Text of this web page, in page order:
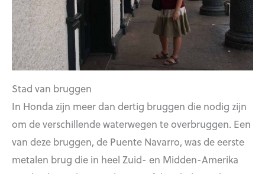
Stad van bruggen
In Honda zijn meer dan dertig bruggen die nodig zijn
om de verschillende waterwegen te overbruggen. Een
van deze bruggen, de Puente Navarro, was de eerste
metalen brug die in heel Zuid- en Midden-Amerika